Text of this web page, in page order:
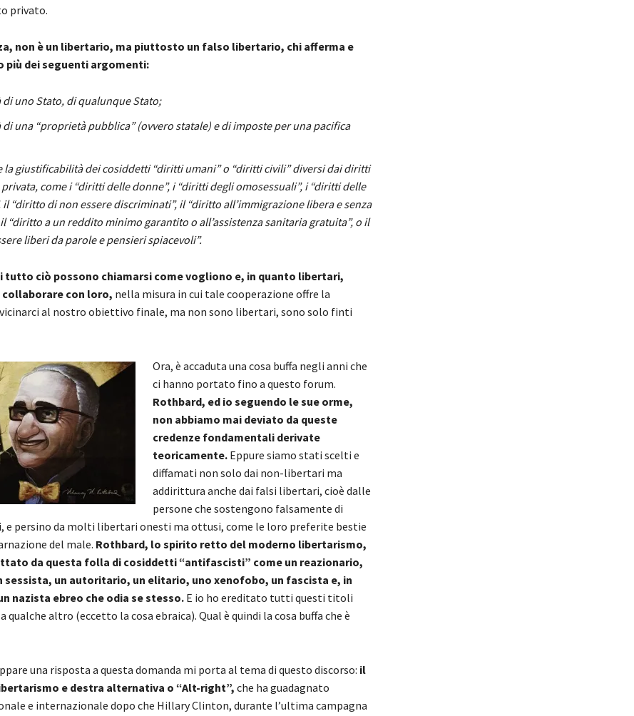
privato.
non è un libertario, ma piuttosto un falso libertario, chi afferma e
più dei seguenti argomenti:
di uno Stato, di qualunque Stato;
di una “proprietà pubblica” (ovvero statale) e di imposte per una pacifica
la giustificabilità dei cosiddetti “diritti umani” o “diritti civili” diversi dai diritti
come i “diritti delle donne”, i “diritti degli omosessuali”, i “diritti delle
il “diritto di non essere discriminati”, il “diritto all’immigrazione libera e senza
“diritto a un reddito minimo garantito o all’assistenza sanitaria gratuita”, o il
liberi da parole e pensieri spiacevoli”.
tutto ciò possono chiamarsi come vogliono e, in quanto libertari,
collaborare con loro, nella misura in cui tale cooperazione offre la
al nostro obiettivo finale, ma non sono libertari, sono solo finti
Ora, è accaduta una cosa buffa negli anni che
ci hanno portato fino a questo forum.
Rothbard, ed io seguendo le sue orme,
non abbiamo mai deviato da queste
credenze fondamentali derivate
teoricamente.Eppure siamo stati scelti e
diffamati non solo dai non-libertari ma
addirittura anche dai falsi libertari, cioè dalle
persone che sostengono falsamente di
e persino da molti libertari onesti ma ottusi, come le loro preferite bestie
del male. Rothbard, lo spirito retto del moderno libertarismo,
da questa folla di cosiddetti “antifascisti” come un reazionario,
sessista, un autoritario, un elitario, uno xenofobo, un fascista e, in
nazista ebreo che odia se stesso.E io ho ereditato tutti questi titoli
altro (eccetto la cosa ebraica). Qual è quindi la cosa buffa che è
una risposta a questa domanda mi porta al tema di questo discorso: il
e destra alternativa o “Alt-right”, che ha guadagnato
e internazionale dopo che Hillary Clinton, durante l’ultima campagna